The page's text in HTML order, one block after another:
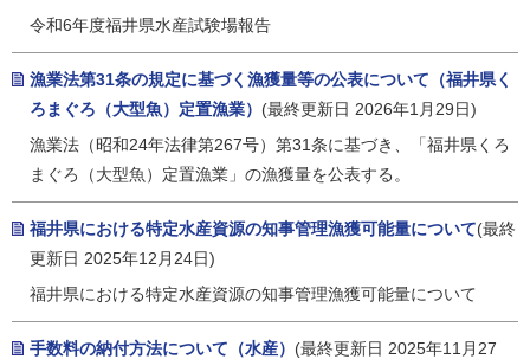
令和6年度福井県水産試験場報告
漁業法第31条の規定に基づく漁獲量等の公表について（福井県く
ろまぐろ（大型魚）定置漁業） (最終更新日 2026年1月29日)
漁業法（昭和24年法律第267号）第31条に基づき、「福井県くろ
まぐろ（大型魚）定置漁業」の漁獲量を公表する。
福井県における特定水産資源の知事管理漁獲可能量について(最終
更新日 2025年12月24日)
福井県における特定水産資源の知事管理漁獲可能量について
手数料の納付方法について（水産） (最終更新日 2025年11月27